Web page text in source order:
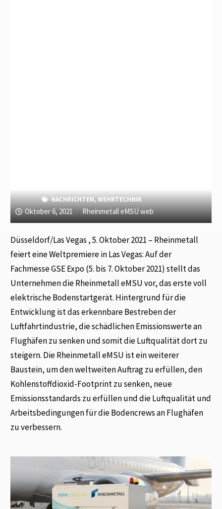
NACHRICHTEN,WEHRTECHNIK
Oktober 6, 2021 Rheinmetall eMSU web
Düsseldorf/Las Vegas , 5. Oktober 2021 – Rheinmetall
feiert eine Weltpremiere in Las Vegas: Auf der
Fachmesse GSE Expo (5. bis 7. Oktober 2021) stellt das
Unternehmen die Rheinmetall eMSU vor, das erste voll
elektrische Bodenstartgerät. Hintergrund für die
Entwicklung ist das erkennbare Bestreben der
Luftfahrtindustrie, die schädlichen Emissionswerte an
Flughäfen zu senken und somit die Luftqualität dort zu
steigern. Die Rheinmetall eMSU ist ein weiterer
Baustein, um den weltweiten Auftrag zu erfüllen, den
Kohlenstoffdioxid-Footprint zu senken, neue
Emissionsstandards zu erfüllen und die Luftqualität und
Arbeitsbedingungen für die Bodencrews an Flughäfen
zu verbessern.